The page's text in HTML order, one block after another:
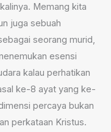
Memang kita
juga sebuah
seorang murid,
esensi
kalau perhatikan
ke-8 ayat yang ke-
percaya bukan
perkataan Kristus.